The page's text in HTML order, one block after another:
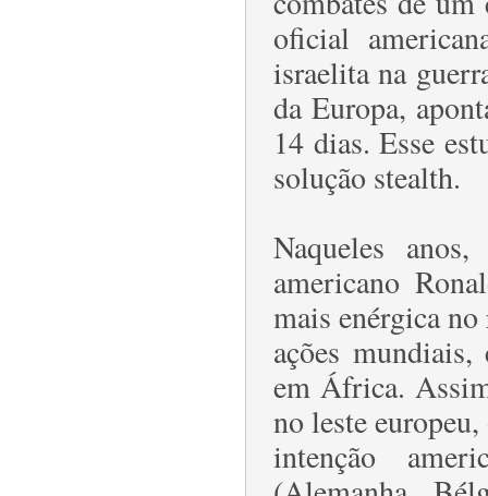
oficial
israelita na
da Europa,
14 dias. Esse
solução stealth.
Naqueles
americano
mais enérgica
ações
em África.
no leste
intenção